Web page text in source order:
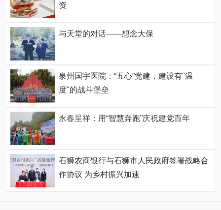
资
与天堂的对话——想念大保
泉州国宇医院：“五心”党建，建设有"温
度"的战斗堡垒
永春呈祥：用“智慧奔跑”庆祝建党百年
石狮农商银行与石狮市人民政府签署战略合
作协议 为乡村振兴加速